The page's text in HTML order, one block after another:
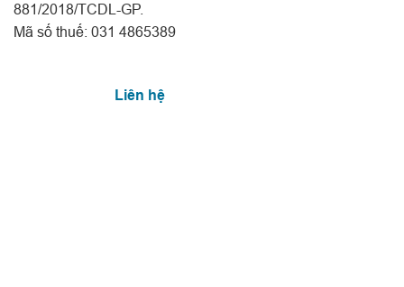
881/2018/TCDL-GP.
Mã số thuế: 031 4865389
Liên hệ